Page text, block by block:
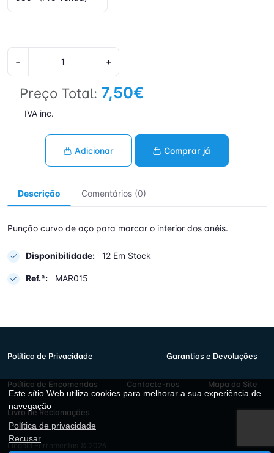
− +
Preço Total: 7,50€
IVA inc.
Adicionar Comprar já
Descrição Comentários (0)
Punção curvo de aço para marcar o interior dos anéis.
Disponibilidade: 12 Em Stock
Ref.ª: MAR015
Política de Privacidade Garantias e Devoluções
Política de Encomendas Contacte-nos Mapa do Site
Livro de Reclamações
Lingold Ferramentas © 2026
Este sítio Web utiliza cookies para melhorar a sua experiência de
navegação
Política de privacidade
Recusar